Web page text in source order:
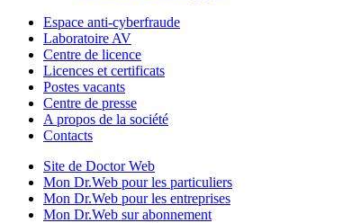
Espace anti-cyberfraude
Laboratoire AV
Centre de licence
Licences et certificats
Postes vacants
Centre de presse
A propos de la société
Contacts
Site de Doctor Web
Mon Dr.Web pour les particuliers
Mon Dr.Web pour les entreprises
Mon Dr.Web sur abonnement